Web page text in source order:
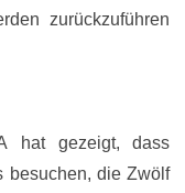
zurückzuführen
hat gezeigt, dass
besuchen, die Zwölf